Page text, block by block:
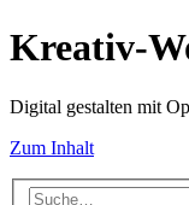
Kreativ-
Digital gestalten mit
Zum Inhalt